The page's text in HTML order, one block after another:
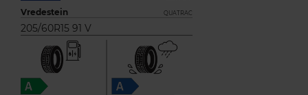
Vredestein QUATRAC
205/60R15 91 V